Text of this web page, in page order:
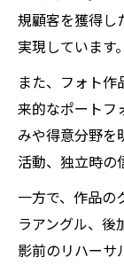
規顧客を獲得し
実現しています。
また、フォト
来的なポートフ
みや得意分野を
活動、独立時の
一方で、作品の
ラアングル、後
影前のリハーサ